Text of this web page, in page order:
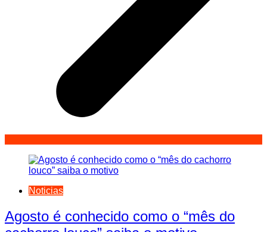
Noticias
Agosto é conhecido como o “mês do